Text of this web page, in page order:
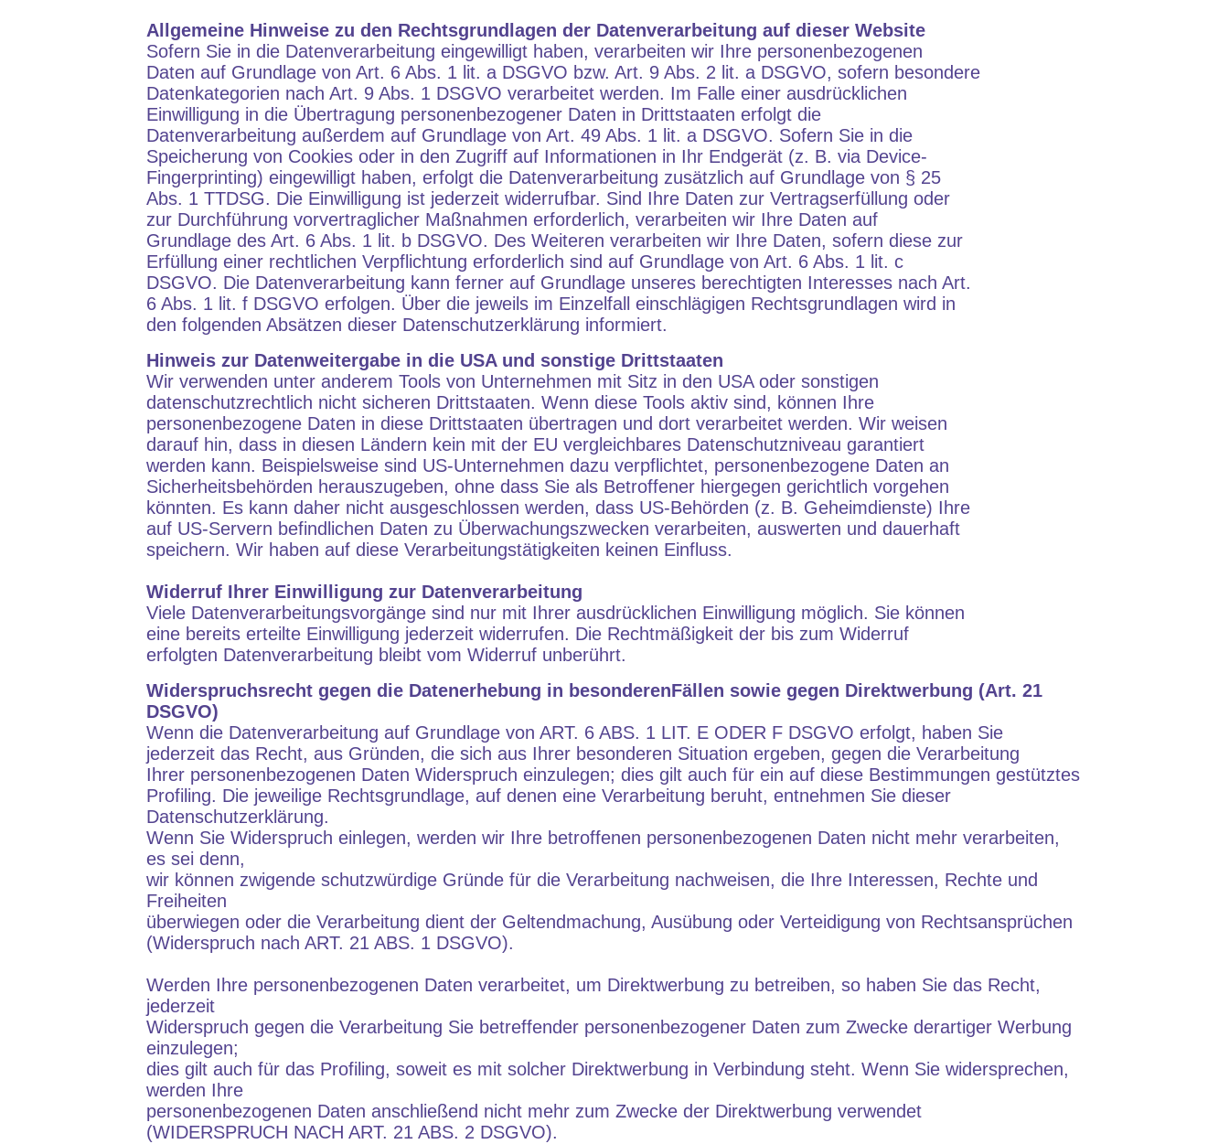
Allgemeine Hinweise zu den Rechtsgrundlagen der Datenverarbeitung auf dieser Website
Sofern Sie in die Datenverarbeitung eingewilligt haben, verarbeiten wir Ihre personenbezogenen
Daten auf Grundlage von Art. 6 Abs. 1 lit. a DSGVO bzw. Art. 9 Abs. 2 lit. a DSGVO, sofern besondere
Datenkategorien nach Art. 9 Abs. 1 DSGVO verarbeitet werden. Im Falle einer ausdrücklichen
Einwilligung in die Übertragung personenbezogener Daten in Drittstaaten erfolgt die
Datenverarbeitung außerdem auf Grundlage von Art. 49 Abs. 1 lit. a DSGVO. Sofern Sie in die
Speicherung von Cookies oder in den Zugriff auf Informationen in Ihr Endgerät (z. B. via Device-
Fingerprinting) eingewilligt haben, erfolgt die Datenverarbeitung zusätzlich auf Grundlage von § 25
Abs. 1 TTDSG. Die Einwilligung ist jederzeit widerrufbar. Sind Ihre Daten zur Vertragserfüllung oder
zur Durchführung vorvertraglicher Maßnahmen erforderlich, verarbeiten wir Ihre Daten auf
Grundlage des Art. 6 Abs. 1 lit. b DSGVO. Des Weiteren verarbeiten wir Ihre Daten, sofern diese zur
Erfüllung einer rechtlichen Verpflichtung erforderlich sind auf Grundlage von Art. 6 Abs. 1 lit. c
DSGVO. Die Datenverarbeitung kann ferner auf Grundlage unseres berechtigten Interesses nach Art.
6 Abs. 1 lit. f DSGVO erfolgen. Über die jeweils im Einzelfall einschlägigen Rechtsgrundlagen wird in
den folgenden Absätzen dieser Datenschutzerklärung informiert.
Hinweis zur Datenweitergabe in die USA und sonstige Drittstaaten
Wir verwenden unter anderem Tools von Unternehmen mit Sitz in den USA oder sonstigen
datenschutzrechtlich nicht sicheren Drittstaaten. Wenn diese Tools aktiv sind, können Ihre
personenbezogene Daten in diese Drittstaaten übertragen und dort verarbeitet werden. Wir weisen
darauf hin, dass in diesen Ländern kein mit der EU vergleichbares Datenschutzniveau garantiert
werden kann. Beispielsweise sind US-Unternehmen dazu verpflichtet, personenbezogene Daten an
Sicherheitsbehörden herauszugeben, ohne dass Sie als Betroffener hiergegen gerichtlich vorgehen
könnten. Es kann daher nicht ausgeschlossen werden, dass US-Behörden (z. B. Geheimdienste) Ihre
auf US-Servern befindlichen Daten zu Überwachungszwecken verarbeiten, auswerten und dauerhaft
speichern. Wir haben auf diese Verarbeitungstätigkeiten keinen Einfluss.
Widerruf Ihrer Einwilligung zur Datenverarbeitung
Viele Datenverarbeitungsvorgänge sind nur mit Ihrer ausdrücklichen Einwilligung möglich. Sie können
eine bereits erteilte Einwilligung jederzeit widerrufen. Die Rechtmäßigkeit der bis zum Widerruf
erfolgten Datenverarbeitung bleibt vom Widerruf unberührt.
Widerspruchsrecht gegen die Datenerhebung in besonderenFällen sowie gegen Direktwerbung (Art. 21
DSGVO)
Wenn die Datenverarbeitung auf Grundlage von ART. 6 ABS. 1 LIT. E ODER F DSGVO erfolgt, haben Sie
jederzeit das Recht, aus Gründen, die sich aus Ihrer besonderen Situation ergeben, gegen die Verarbeitung
Ihrer personenbezogenen Daten Widerspruch einzulegen; dies gilt auch für ein auf diese Bestimmungen gestütztes
Profiling. Die jeweilige Rechtsgrundlage, auf denen eine Verarbeitung beruht, entnehmen Sie dieser
Datenschutzerklärung.
Wenn Sie Widerspruch einlegen, werden wir Ihre betroffenen personenbezogenen Daten nicht mehr verarbeiten,
es sei denn,
wir können zwigende schutzwürdige Gründe für die Verarbeitung nachweisen, die Ihre Interessen, Rechte und
Freiheiten
überwiegen oder die Verarbeitung dient der Geltendmachung, Ausübung oder Verteidigung von Rechtsansprüchen
(Widerspruch nach ART. 21 ABS. 1 DSGVO).
Werden Ihre personenbezogenen Daten verarbeitet, um Direktwerbung zu betreiben, so haben Sie das Recht,
jederzeit
Widerspruch gegen die Verarbeitung Sie betreffender personenbezogener Daten zum Zwecke derartiger Werbung
einzulegen;
dies gilt auch für das Profiling, soweit es mit solcher Direktwerbung in Verbindung steht. Wenn Sie widersprechen,
werden Ihre
personenbezogenen Daten anschließend nicht mehr zum Zwecke der Direktwerbung verwendet
(WIDERSPRUCH NACH ART. 21 ABS. 2 DSGVO).